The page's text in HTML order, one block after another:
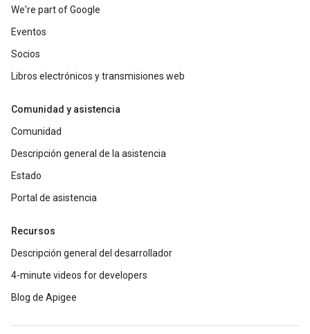
We're part of Google
Eventos
Socios
Libros electrónicos y transmisiones web
Comunidad y asistencia
Comunidad
Descripción general de la asistencia
Estado
Portal de asistencia
Recursos
Descripción general del desarrollador
4-minute videos for developers
Blog de Apigee